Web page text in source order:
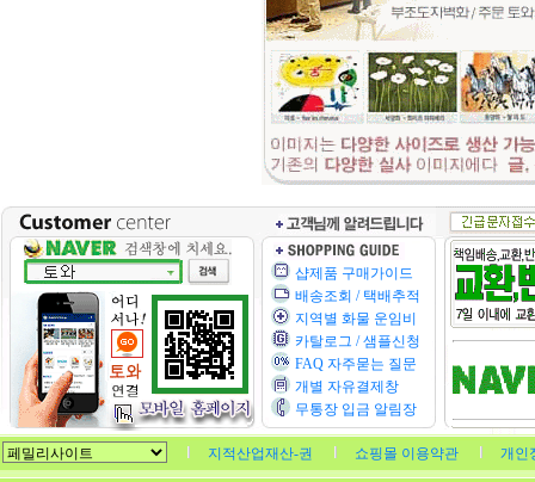
샵제품 구매가이드
배송조회 / 택배추적
지역별 화물 운임비
카탈로그 / 샘플신청
FAQ 자주묻는 질문
개별 자유결제창
무통장 입금 알림장
지적산업재산-권 쇼핑몰 이용약관 개인